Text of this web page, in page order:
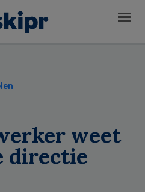
weet
directie